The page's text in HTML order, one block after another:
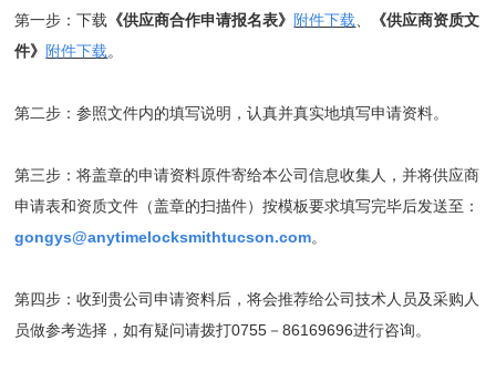
第一步：下载 《供应商合作申请报名表》 附件下载、
《供应商资质文
件》 附件下载。
第二步：参照文件内的填写说明，认真并真实地填写申请资料。
第三步：将盖章的申请资料原件寄给本公司信息收集人，并将供应商
申请表和资质文件（盖章的扫描件）按模板要求填写完毕后发送至：
gongys@anytimelocksmithtucson.com。
第四步：收到贵公司申请资料后，将会推荐给公司技术人员及采购人
员做参考选择，如有疑问请拨打0755－86169696进行咨询。